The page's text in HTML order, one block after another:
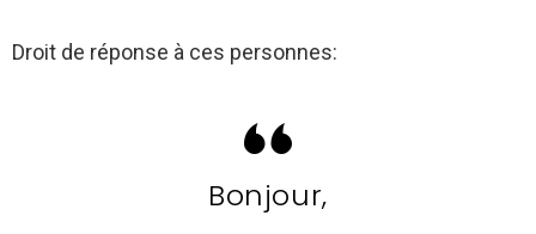
Droit de réponse à ces personnes:
Bonjour,